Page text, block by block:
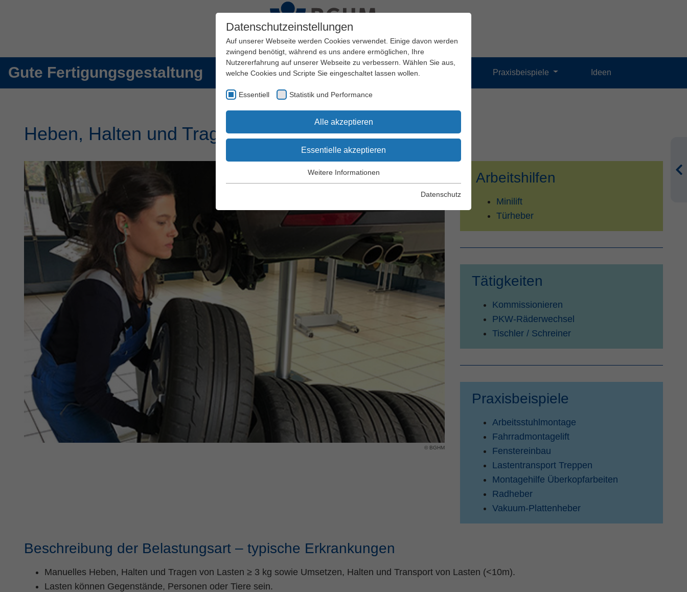
Gute Fertigungsgestaltung Tätigkeiten Arbeitshilfen Belastungen Praxisbeispiele Ideen
Heben, Halten und Tragen
© BGHM
Arbeitshilfen
Minilift
Türheber
Tätigkeiten
Kommissionieren
PKW-Räderwechsel
Tischler / Schreiner
Praxisbeispiele
Arbeitsstuhlmontage
Fahrradmontagelift
Fenstereinbau
Lastentransport Treppen
Montagehilfe Überkopfarbeiten
Radheber
Vakuum-Plattenheber
Beschreibung der Belastungsart – typische Erkrankungen
Manuelles Heben, Halten und Tragen von Lasten ≥ 3 kg sowie Umsetzen, Halten und Transport von Lasten (<10m).
Lasten können Gegenstände, Personen oder Tiere sein.
Datenschutzeinstellungen
Auf unserer Webseite werden Cookies verwendet. Einige davon werden
zwingend benötigt, während es uns andere ermöglichen, Ihre
Nutzererfahrung auf unserer Webseite zu verbessern. Wählen Sie aus,
welche Cookies und Scripte Sie eingeschaltet lassen wollen.
Essentiell Statistik und Performance
Alle akzeptieren
Essentielle akzeptieren
Essentielle Cookies werden für grundlegende Funktionen der
einwandfrei funktioniert.
Name
Anbieter TYPO3
Laufzeit
Zweck
Dieses Cookie ist ein Standard-Session-Cookie
von TYPO3. Es speichert im Falle eines
Benutzer-Logins die Session ID mithilfe derer
der eingeloggte User wiedererkannt wird, um
PHPSESSID
Anbieter php
Laufzeit Ende der Sitzung
Cookie-Informationen
Statistik und Performance
Weitere Informationen
Datenschutz